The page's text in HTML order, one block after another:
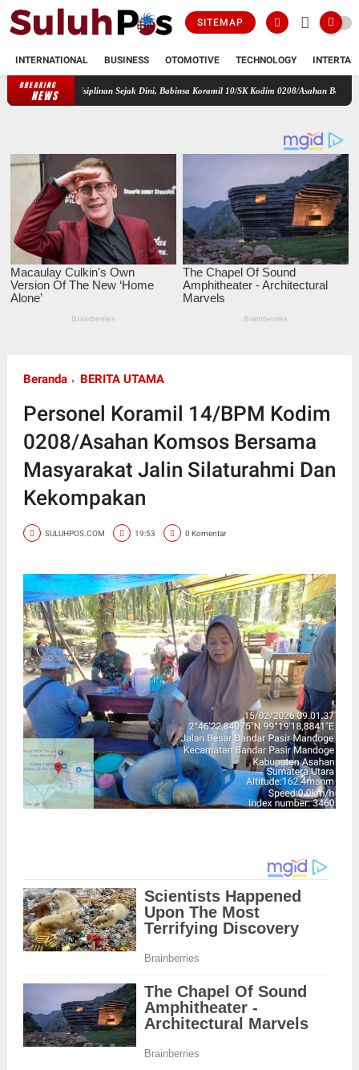
SITEMAP
INTERNATIONAL BUSINESS OTOMOTIVE TECHNOLOGY
BREAKING
NEWS
Kedisiplinan Sejak Dini, Babinsa Koramil 10/SK Kodim 0208/Asahan Beri Pelatihan PBB
Beranda BERITA UTAMA
Personel Koramil 14/BPM Kodim
0208/Asahan Komsos Bersama
Masyarakat Jalin Silaturahmi Dan
Kekompakan
SULUHPOS.COM 19:53 0 Komentar